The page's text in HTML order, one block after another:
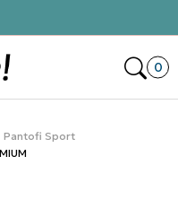
0
Pantofi Sport